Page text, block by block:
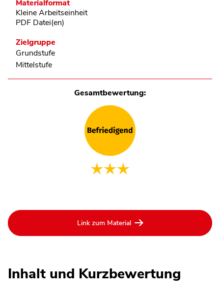
Materialformat
Kleine Arbeitseinheit
PDF Datei(en)
Zielgruppe
Grundstufe
Mittelstufe
Gesamtbewertung:
Link zum Material
Inhalt und Kurzbewertung